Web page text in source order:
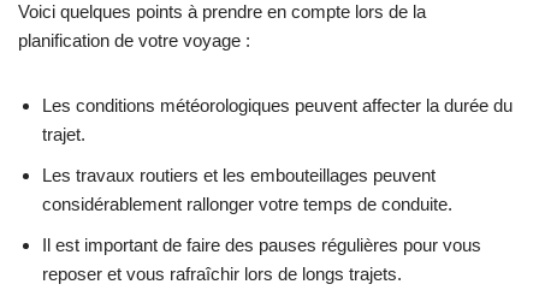
Voici quelques points à prendre en compte lors de la
planification de votre voyage :
Les conditions météorologiques peuvent affecter la durée du
trajet.
Les travaux routiers et les embouteillages peuvent
considérablement rallonger votre temps de conduite.
Il est important de faire des pauses régulières pour vous
reposer et vous rafraîchir lors de longs trajets.